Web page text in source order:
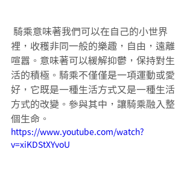
裡，收穫非同一般的樂趣，自由，遠離
喧囂。意味著可以緩解抑鬱，保持對生
活的積極。騎乘不僅僅是一項運動或愛
好，它既是一種生活方式又是一種生活
方式的改變。參與其中，讓騎乘融入整
個生命。
https://www.youtube.com/watch?
v=xiKDStXYvoU